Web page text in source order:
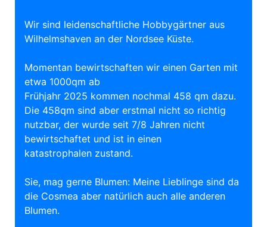
Wir sind leidenschaftliche Hobbygärtner aus
Wilhelmshaven an der Nordsee Küste.
Momentan bewirtschaften wir einen Garten mit
etwa 1000qm ab
Frühjahr 2025 kommen nochmal 458 qm dazu.
Die 458qm sind aber erstmal nicht so richtig
nutzbar, der wurde seit 7/8 Jahren nicht
bewirtschaftet und ist in einen
katastrophalen zustand.
Sie, mag gerne Blumen: Meine Lieblinge sind da
die Cosmea aber natürlich auch alle anderen
Blumen.